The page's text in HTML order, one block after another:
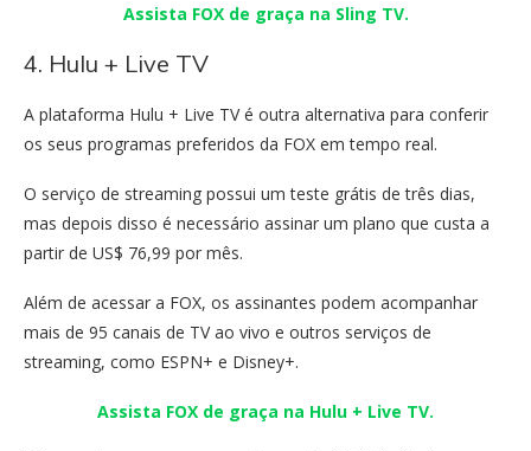
Assista FOX de graça na Sling TV.
4. Hulu + Live TV
A plataforma Hulu + Live TV é outra alternativa para conferir
os seus programas preferidos da FOX em tempo real.
O serviço de streaming possui um teste grátis de três dias,
mas depois disso é necessário assinar um plano que custa a
partir de US$ 76,99 por mês.
Além de acessar a FOX, os assinantes podem acompanhar
mais de 95 canais de TV ao vivo e outros serviços de
streaming, como ESPN+ e Disney+.
Assista FOX de graça na Hulu + Live TV.